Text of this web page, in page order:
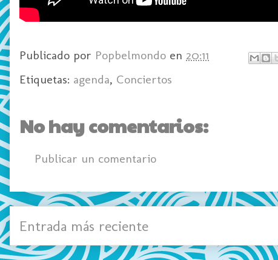
Publicado por Popbelmondo en 20:11
Etiquetas: agenda, Conciertos
No hay comentarios:
Publicar un comentario
Entrada más reciente